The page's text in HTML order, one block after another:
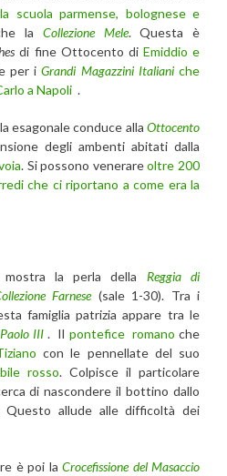
scuola parmense, bolognese e
la Collezione Mele. Questa è
di fine Ottocento di Emiddio e
per iGrandi Magazzini Italianiche
a Napoli .
esagonale conduce alla Ottocento
degli ambenti abitati dalla
. Si possono venerareoltre 200
che ci riportano a come era la
la perla della Reggia di
Farnese(sale 1-30). Tra i
famiglia patrizia appare tra le
III. Il pontefice romano che
con le pennellate del suo
rosso. Colpisce il particolare
di nascondere il bottino dallo
allude alle difficoltà dei
è poi la Crocefissione del Masaccio